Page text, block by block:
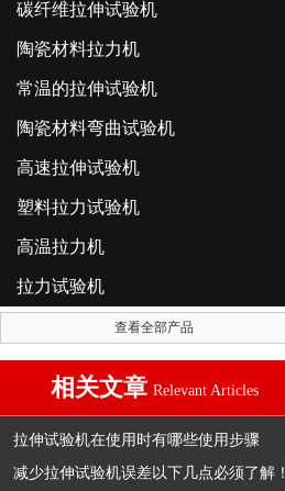
碳纤维拉伸试验机
陶瓷材料拉力机
常温的拉伸试验机
陶瓷材料弯曲试验机
高速拉伸试验机
塑料拉力试验机
高温拉力机
拉力试验机
查看全部产品
相关文章 Relevant Articles
拉伸试验机在使用时有哪些使用步骤
减少拉伸试验机误差以下几点必须了解！